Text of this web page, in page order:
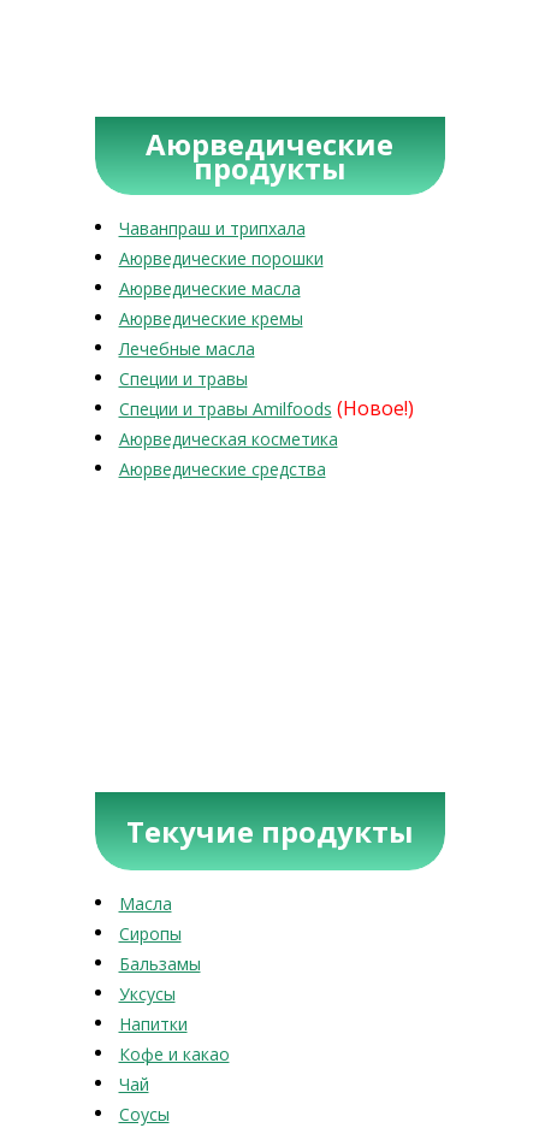
Аюрведические
продукты
Чаванпраш и трипхала
Аюрведические порошки
Аюрведические масла
Аюрведические кремы
Лечебные масла
Специи и травы
Специи и травы Amilfoods (Новое!)
Аюрведическая косметика
Аюрведические средства
Текучие продукты
Масла
Сиропы
Бальзамы
Уксусы
Напитки
Кофе и какао
Чай
Соусы